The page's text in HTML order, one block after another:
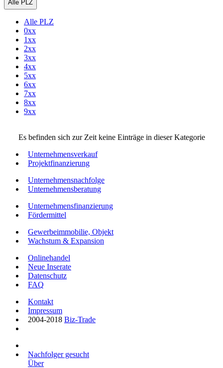
Alle PLZ
Alle PLZ
0xx
1xx
2xx
3xx
4xx
5xx
6xx
7xx
8xx
9xx
Es befinden sich zur Zeit keine Einträge in dieser Kategorie
Unternehmensverkauf
Projektfinanzierung
Unternehmensnachfolge
Unternehmensberatung
Unternehmensfinanzierung
Fördermittel
Gewerbeimmobilie, Objekt
Wachstum & Expansion
Onlinehandel
Neue Inserate
Datenschutz
FAQ
Kontakt
Impressum
2004-2018 Biz-Trade
Nachfolger gesucht
Über